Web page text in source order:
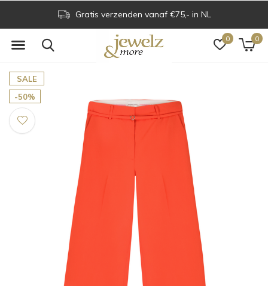
0 0
Gratis verzenden vanaf €75,- in NL
SALE
-50%